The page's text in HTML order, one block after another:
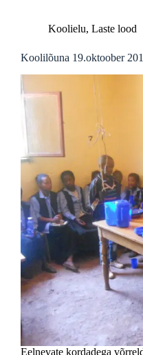
Koolielu, Laste lood
Koolilõuna 19.oktoober
Eelnevate kordadega